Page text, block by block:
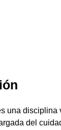
una disciplina
del